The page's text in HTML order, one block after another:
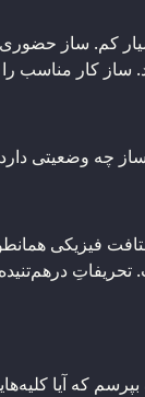
کم. ساز
ساز کار مناسب را
چه وضعیتی
فیزیکی
که آیا